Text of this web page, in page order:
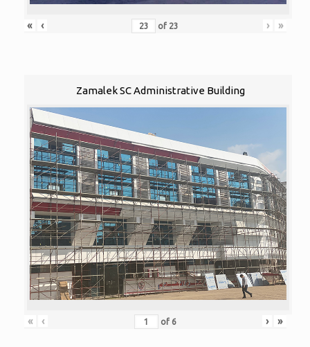
« ‹ of 23 › »
Zamalek SC Administrative Building
« ‹ of 6 › »